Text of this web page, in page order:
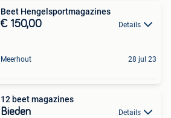
Beet Hengelsportmagazines
€ 150,00 Details
Meerhout 28 jul 23
12 beet magazines
Bieden Details